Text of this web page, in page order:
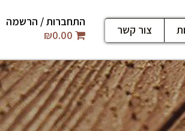
צור קשר
התחברות / הרשמה
₪0.00